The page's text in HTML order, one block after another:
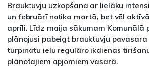
Brauktuvju uzkopšana ar lielāku
un februārī notika martā, bet vēl
aprīli. Līdz maija sākumam Komunālā
plānojusi pabeigt brauktuvju
turpinātu ielu regulāro ikdienas
plānotajiem apjomiem vasarā.